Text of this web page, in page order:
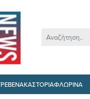
ΚΑΣΤΟΡΙΑΦΛΩΡΙΝΑ